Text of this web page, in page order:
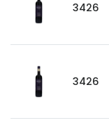
3426
3426